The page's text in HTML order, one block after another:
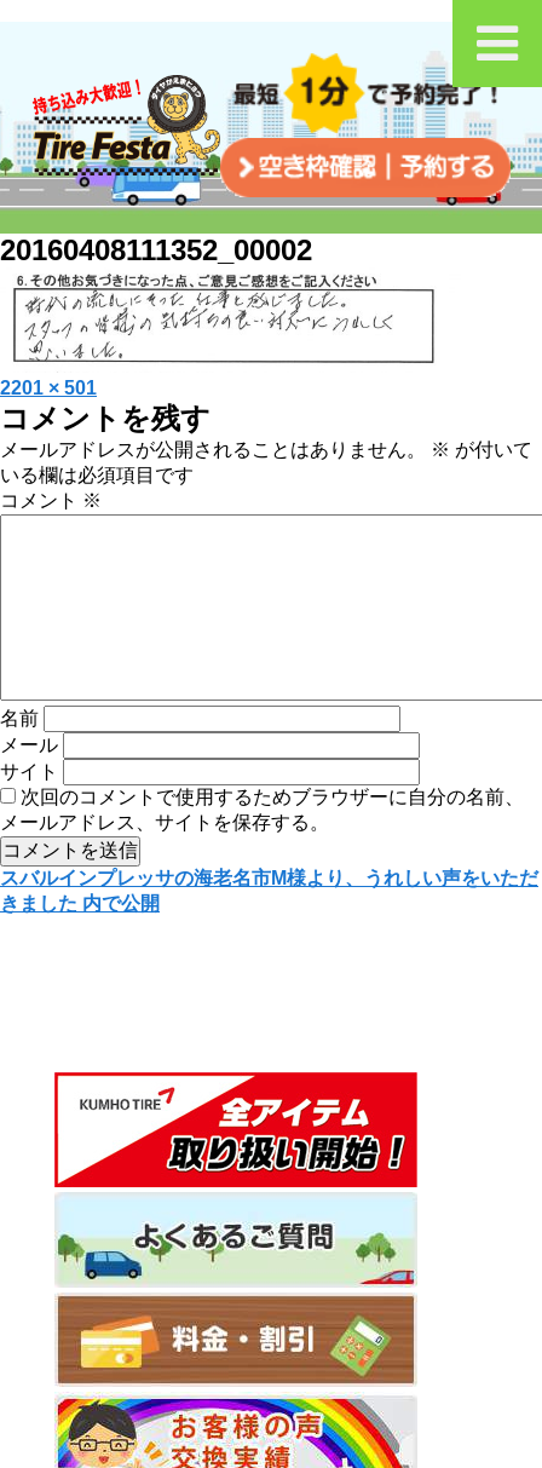
20160408111352_00002
投
稿
日:
フ
ル
サ
イ
ズ
2201 × 501
コメントを残す
メールアドレスが公開されることはありません。 ※ が付いて
いる欄は必須項目です
コメント ※
名前
メール
サイト
次回のコメントで使用するためブラウザーに自分の名前、
メールアドレス、サイトを保存する。
投
稿
スバルインプレッサの海老名市M様より、うれしい声をいただ
きました 内で公開